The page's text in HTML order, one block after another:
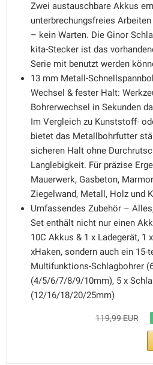
Zwei austauschbare Akkus
unterbrechungsfreies
– kein Warten. Die Ginor
kita-Stecker ist das
Serie mit benutzt werden
13 mm Metall-
Wechsel & fester Halt:
Bohrerwechsel in Sekunden
Im Vergleich zu Kunststoff-
bietet das Metallbohrfutter
sicheren Halt ohne
Langlebigkeit. Für präzise
Mauerwerk, Gasbeton,
Ziegelwand, Metall, Holz und
Umfassendes Zubehör –
Set enthält nicht nur einen
10C Akkus & 1 x Ladegerät, 1
xHaken, sondern auch ein 15-
Multifunktions-Schlagbohrer
(4/5/6/7/8/9/10mm), 5 x
(12/16/18/20/25mm)
119,99 EUR